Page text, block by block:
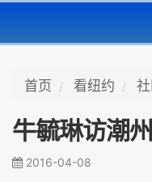
首页 看纽约
牛毓琳访潮
2016-04-08